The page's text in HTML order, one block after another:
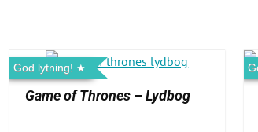
God lytning!
Game of Thrones – Lydbog